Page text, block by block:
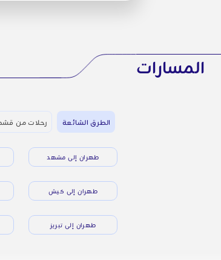
المسارات
الطرق الشائعة رحلات من
طهران إلى مشهد
طهران إلى كيش
طهران إلى تبريز